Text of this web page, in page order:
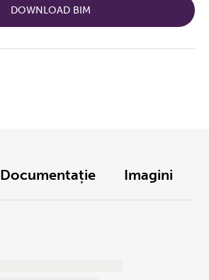
DOWNLOAD BIM
Documentație Imagini